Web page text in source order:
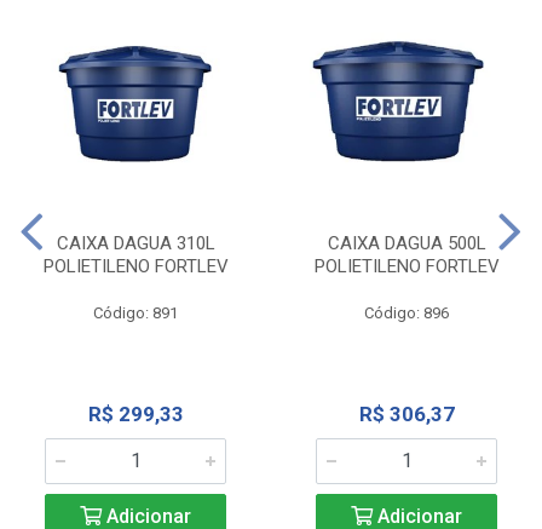
CAIXA DAGUA 310L
POLIETILENO FORTLEV
Código: 891
R$ 299,33
Adicionar
CAIXA DAGUA 500L
POLIETILENO FORTLEV
Código: 896
R$ 306,37
Adicionar